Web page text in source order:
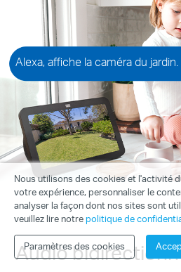
Alexa, affiche la caméra du jardin.
Audio
Nous utilisons des cookies et l'activité
votre expérience, personnaliser le
analyser la façon dont nos sites sont
veuillez lire notrepolitique de
Paramètres des cookies